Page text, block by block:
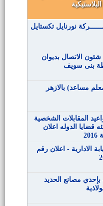
نورنايل تكستايل
شئون الاتصال بديوان
بنى سويف
مساعد) بالازهر
المقابلات الشخصية
قضايا الدوله اعلان
الادارية - اعلان رقم
بإحدي مصانع الحديد